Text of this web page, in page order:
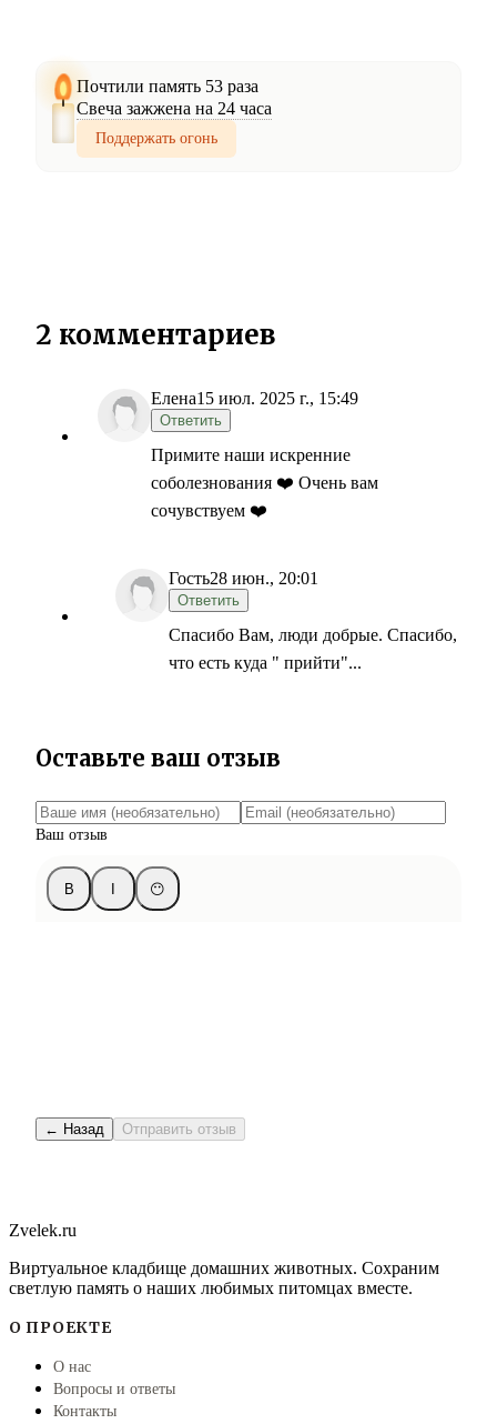
Почтили память 53 раза
Свеча зажжена на 24 часа
Поддержать огонь
2 комментариев
Елена15 июл. 2025 г., 15:49
Ответить
Примите наши искренние
соболезнования ❤️ Очень вам
сочувствуем ❤️
Гость28 июн., 20:01
Ответить
Спасибо Вам, люди добрые. Спасибо,
что есть куда " прийти"...
Оставьте ваш отзыв
Ваш отзыв
B 😶
← Назад Отправить отзыв
Zvelek.ru
Виртуальное кладбище домашних животных. Сохраним
светлую память о наших любимых питомцах вместе.
О ПРОЕКТЕ
О нас
Вопросы и ответы
Контакты